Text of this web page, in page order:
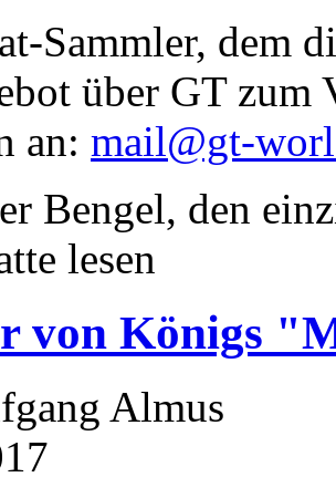
Sammler, dem
über GT zum
an: mail@gt-
Bengel, den
lesen
von Königs
Almus